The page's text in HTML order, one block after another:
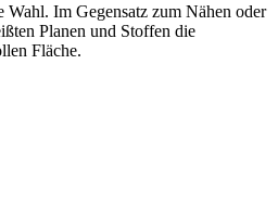
Wahl. Im Gegensatz zum Nähen oder
Planen und Stoffen die
Fläche.